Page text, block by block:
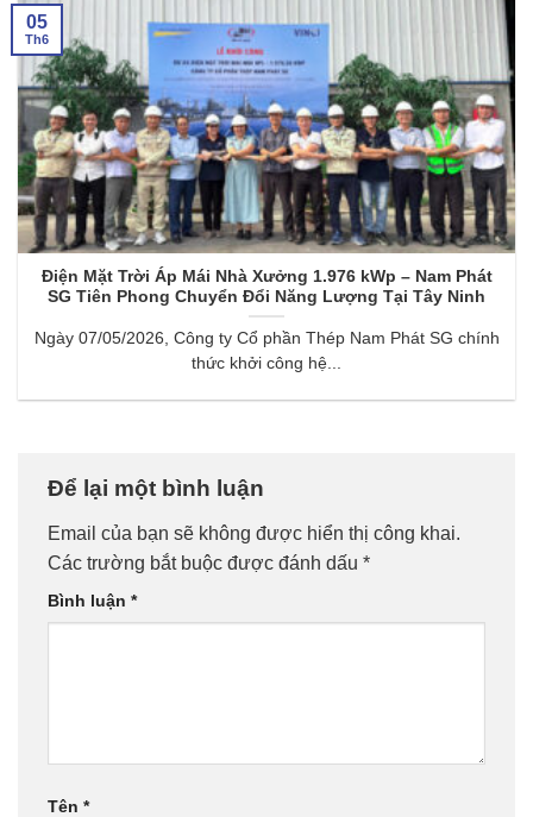
Điện Mặt Trời Áp Mái Nhà Xưởng 1.976 kWp – Nam Phát
SG Tiên Phong Chuyển Đổi Năng Lượng Tại Tây Ninh
Ngày 07/05/2026, Công ty Cổ phần Thép Nam Phát SG chính
thức khởi công hệ...
05
Th6
Để lại một bình luận
Email của bạn sẽ không được hiển thị công khai.
Các trường bắt buộc được đánh dấu *
Bình luận *
Tên *